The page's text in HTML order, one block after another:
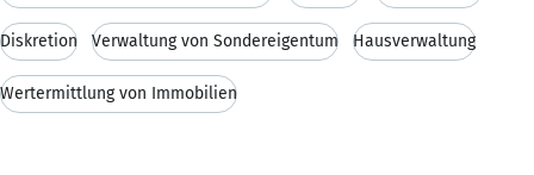
Diskretion Verwaltung von Sondereigentum Hausverwaltung
Wertermittlung von Immobilien